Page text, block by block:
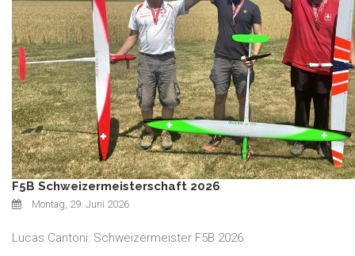
F5B Schweizermeisterschaft 2026
Montag, 29. Juni 2026
Lucas Cantoni: Schweizermeister F5B 2026